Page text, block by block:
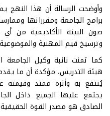
وأوضحت الرسالة أن هذا النهج
برامج الجامعة ومقرراتها
صون البيئة الأكاديمية من أي
وترسيخ قيم المهنية
كما ثمنت نائبة وكيل الجامعة
هيئة التدريس، مؤكدة أن ما
يُنتفع به وأثره ممتد وقيمته
يجتمع عليها الجميع داخل
الصادق هو مصدر القوة